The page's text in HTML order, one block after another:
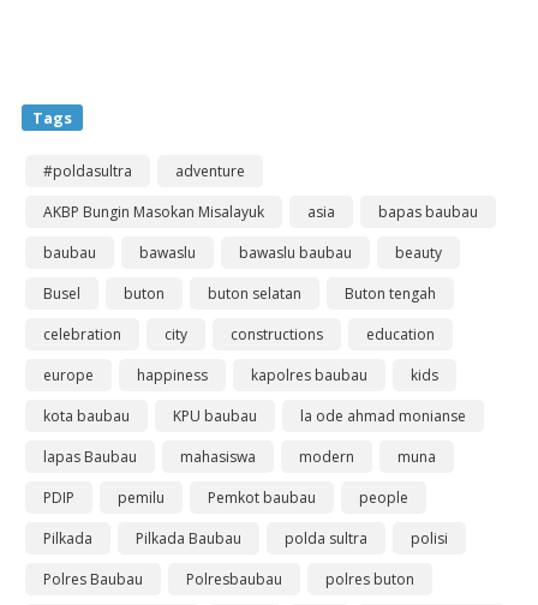
Tags
#poldasultra
adventure
AKBP Bungin Masokan Misalayuk
asia
bapas baubau
baubau
bawaslu bawaslu baubau
beauty
Busel
buton buton selatan
Buton tengah
celebration
city constructions
education
europe
happiness kapolres baubau
kids
kota baubau
KPU baubau
la ode ahmad monianse
lapas Baubau
mahasiswa modern
muna
PDIP
pemilu Pemkot baubau
people
Pilkada
Pilkada Baubau polda sultra
polisi
Polres Baubau
Polresbaubau
polres buton